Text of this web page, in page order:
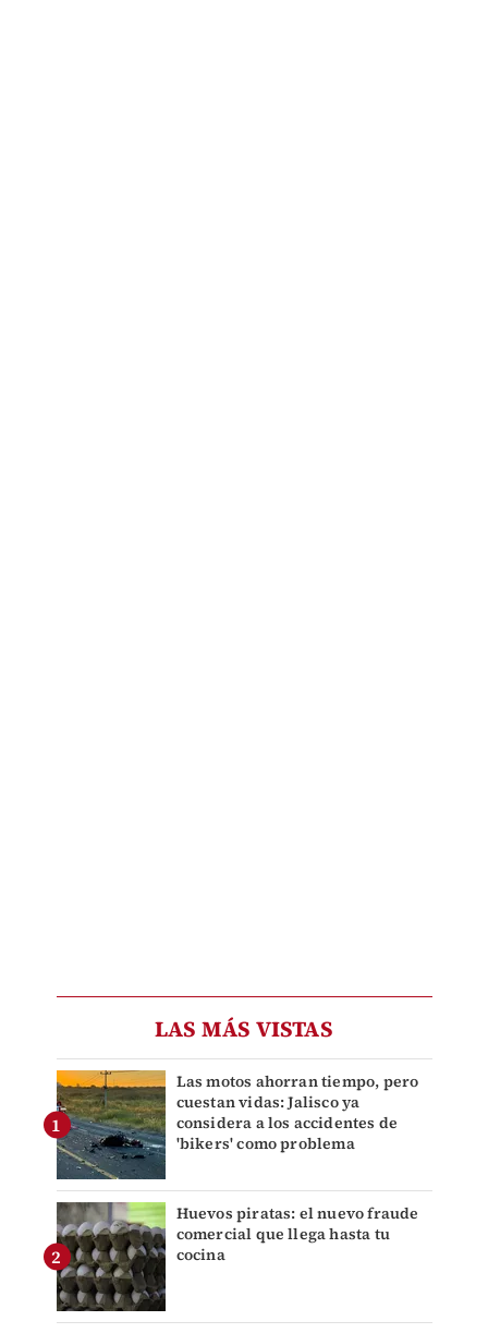
LAS MÁS VISTAS
Las motos ahorran tiempo, pero
cuestan vidas: Jalisco ya
considera a los accidentes de
'bikers' como problema
Huevos piratas: el nuevo fraude
comercial que llega hasta tu
cocina